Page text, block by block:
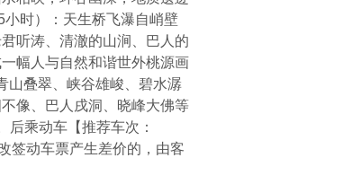
小时）：天生桥飞瀑自峭壁
听涛、清澈的山涧、巴人的
幅人与自然和谐世外桃源画
山叠翠、峡谷雄峻、碧水潺
像、巴人戌洞、晓峰大佛等
后乘动车【推荐车次：
签动车票产生差价的，由客